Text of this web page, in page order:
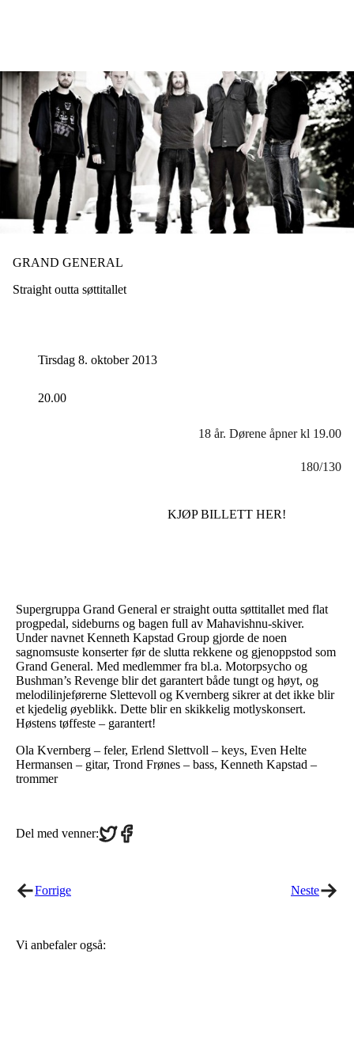
GRAND GENERAL
Straight outta søttitallet
Tirsdag 8. oktober 2013
20.00
18 år. Dørene åpner kl 19.00
180/130
KJØP BILLETT HER!
Supergruppa Grand General er straight outta søttitallet med flat
progpedal, sideburns og bagen full av Mahavishnu-skiver.
Under navnet Kenneth Kapstad Group gjorde de noen
sagnomsuste konserter før de slutta rekkene og gjenoppstod som
Grand General. Med medlemmer fra bl.a. Motorpsycho og
Bushman’s Revenge blir det garantert både tungt og høyt, og
melodilinjeførerne Slettevoll og Kvernberg sikrer at det ikke blir
et kjedelig øyeblikk. Dette blir en skikkelig motlyskonsert.
Høstens tøffeste – garantert!
Ola Kvernberg – feler, Erlend Slettvoll – keys, Even Helte
Hermansen – gitar, Trond Frønes – bass, Kenneth Kapstad –
trommer
Del med venner:Share
on
Share
on
Forrige Neste
Vi anbefaler også: